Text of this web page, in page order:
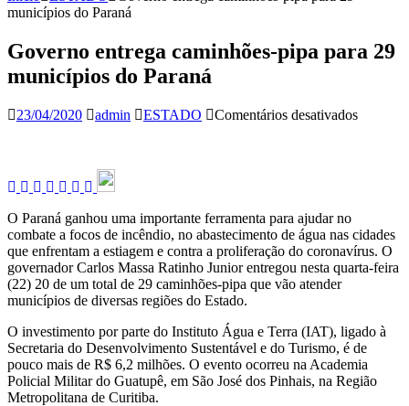
municípios do Paraná
Governo entrega caminhões-pipa para 29
municípios do Paraná
23/04/2020 admin ESTADO Comentários desativadosem
do
Paraná
O Paraná ganhou uma importante ferramenta para ajudar no
combate a focos de incêndio, no abastecimento de água nas cidades
que enfrentam a estiagem e contra a proliferação do coronavírus. O
governador Carlos Massa Ratinho Junior entregou nesta quarta-feira
(22) 20 de um total de 29 caminhões-pipa que vão atender
municípios de diversas regiões do Estado.
O investimento por parte do Instituto Água e Terra (IAT), ligado à
Secretaria do Desenvolvimento Sustentável e do Turismo, é de
pouco mais de R$ 6,2 milhões. O evento ocorreu na Academia
Policial Militar do Guatupê, em São José dos Pinhais, na Região
Metropolitana de Curitiba.